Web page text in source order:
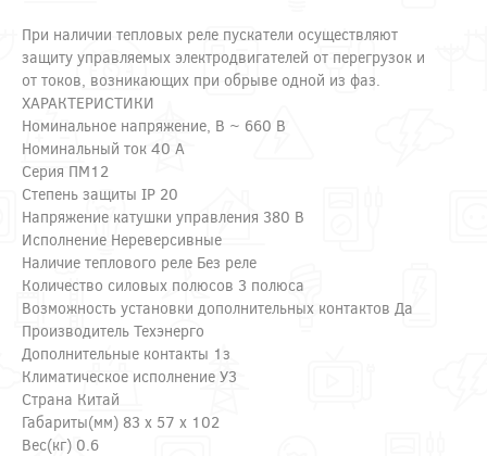
При наличии тепловых реле пускатели осуществляют
защиту управляемых электродвигателей от перегрузок и
от токов, возникающих при обрыве одной из фаз.
ХАРАКТЕРИСТИКИ
Номинальное напряжение, В ~ 660 В
Номинальный ток 40 А
Серия ПМ12
Степень защиты IP 20
Напряжение катушки управления 380 В
Исполнение Нереверсивные
Наличие теплового реле Без реле
Количество силовых полюсов 3 полюса
Возможность установки дополнительных контактов Да
Производитель Техэнерго
Дополнительные контакты 1з
Климатическое исполнение У3
Страна Китай
Габариты(мм) 83 x 57 x 102
Вес(кг) 0.6